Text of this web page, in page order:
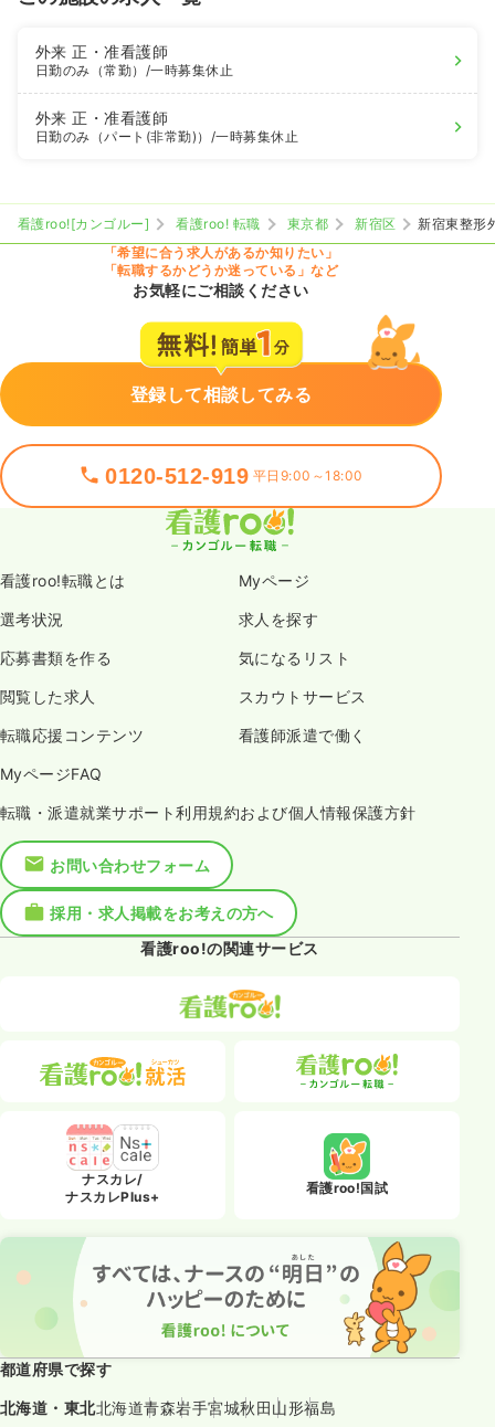
外来正・准看護師
日勤のみ（常勤） /一時募集休止
外来正・准看護師
日勤のみ（パート(非常勤)） /一時募集休止
看護roo![カンゴルー] 看護roo! 転職 東京都 新宿区
新宿東整形
「希望に合う求人があるか知りたい」
「転職するかどうか迷っている」など
お気軽にご相談ください
登録して相談してみる
0120-512-919 平日9:00～18:00
看護roo!転職とは Myページ
選考状況 求人を探す
応募書類を作る 気になるリスト
閲覧した求人 スカウトサービス
転職応援コンテンツ 看護師派遣で働く
MyページFAQ
転職・派遣就業サポート利用規約および個人情報保護方針
お問い合わせフォーム
採用・求人掲載をお考えの方へ
看護roo!の関連サービス
ナスカレ/
ナスカレPlus+
看護roo!国試
都道府県で探す
北海道・東北北海道青森岩手宮城秋田山形福島